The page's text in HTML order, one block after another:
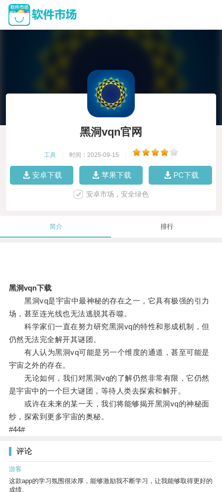
黑洞vqn官网
工具 时间：2025-09-15
安卓下载 苹果下载 PC下载
安卓市场，安全绿色
简介 排行
黑洞vqn下载
黑洞vq是宇宙中最神秘的存在之一，它具有极强的引力
场，甚至连光线也无法逃脱其吞噬。
科学家们一直在努力研究黑洞vq的特性和形成机制，但
仍然无法完全解开其谜团。
有人认为黑洞vq可能是另一个维度的通道，甚至可能是
宇宙之外的存在。
无论如何，我们对黑洞vq的了解仍然非常有限，它仍然
是宇宙中的一个巨大谜团，等待人类去探索和解开。
或许在未来的某一天，我们将能够揭开黑洞vq的神秘面
纱，探索到更多宇宙的奥秘。
#44#
评论
游客
这款app的学习氛围很浓厚，能够激励我不断学习，让我能够取得更好的
成绩。